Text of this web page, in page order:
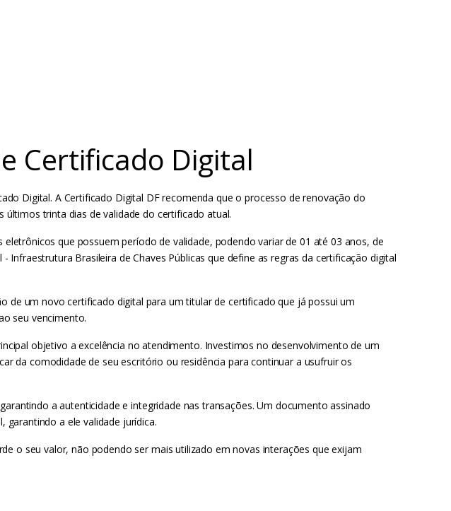
Certificado Digital
Digital. A Certificado Digital DF recomenda que o processo de renovação do
trinta dias de validade do certificado atual.
que possuem período de validade, podendo variar de 01 até 03 anos, de
Infraestrutura Brasileira de Chaves Públicas que define as regras da certificação digital
de um novo certificado digital para um titular de certificado que já possui um
seu vencimento.
objetivo a excelência no atendimento. Investimos no desenvolvimento de um
da comodidade de seu escritório ou residência para continuar a usufruir os
a autenticidade e integridade nas transações. Um documento assinado
a ele validade jurídica.
o seu valor, não podendo ser mais utilizado em novas interações que exijam